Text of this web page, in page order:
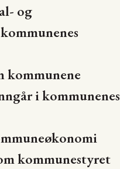
og
kommunene
i kommunenes
kommunestyret